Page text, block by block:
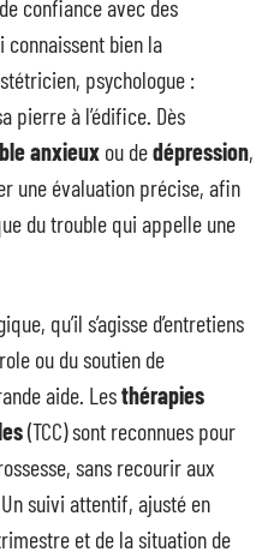
confiance avec des
connaissent bien la
psychologue :
pierre à l’édifice. Dès
anxieux ou dedépression,
une évaluation précise, afin
du trouble qui appelle une
qu’il s’agisse d’entretiens
ou du soutien de
aide. Lesthérapies
(TCC) sont reconnues pour
sans recourir aux
suivi attentif, ajusté en
et de la situation de